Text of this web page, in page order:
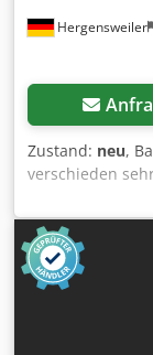
Hergensweiler
Zustand: neu,
verschieden
Plasanitriert
1500.-€ - 1,2 x
2 x 1 Meter
2900.-€,